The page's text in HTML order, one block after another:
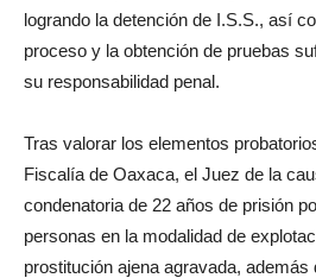
logrando la detención de I.S.S., así
proceso y la obtención de pruebas
su responsabilidad penal.
Tras valorar los elementos
Fiscalía de Oaxaca, el Juez de la
condenatoria de 22 años de prisión
personas en la modalidad de
prostitución ajena agravada, además